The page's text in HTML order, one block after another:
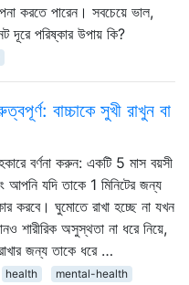
করতে পারেন। সবচেয়ে ভাল,
দূরে পরিষ্কার উপায় কি?
বাচ্চাকে সুখী রাখুন বা
বর্ণনা করুন: একটি 5 মাস বয়সী
আপনি যদি তাকে 1 মিনিটের জন্য
করবে। ঘুমোতে রাখা হচ্ছে না যখন
শারীরিক অসুস্থতা না ধরে নিয়ে,
জন্য তাকে ধরে …
health mental-health